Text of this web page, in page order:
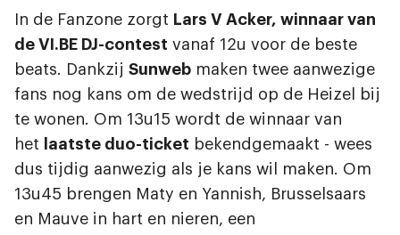
In de Fanzone zorgt Lars V Acker, winnaar van
de VI.BE DJ-contest vanaf 12u voor de beste
beats. Dankzij Sunweb maken twee aanwezige
fans nog kans om de wedstrijd op de Heizel bij
te wonen. Om 13u15 wordt de winnaar van
het
laatste duo-ticket bekendgemaakt - wees
dus tijdig aanwezig als je kans wil maken. Om
13u45 brengen Maty en Yannish, Brusselsaars
en Mauve in hart en nieren, een